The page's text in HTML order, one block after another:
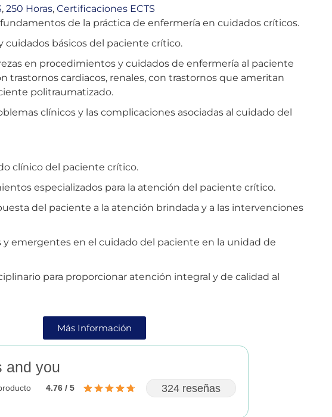
, 250 Horas, Certificaciones ECTS
de la práctica de enfermería en cuidados críticos.
cuidados básicos del paciente crítico.
en procedimientos y cuidados de enfermería al paciente
trastornos cardiacos, renales, con trastornos que ameritan
politraumatizado.
clínicos y las complicaciones asociadas al cuidado del
clínico del paciente crítico.
especializados para la atención del paciente crítico.
del paciente a la atención brindada y a las intervenciones
y emergentes en el cuidado del paciente en la unidad de
para proporcionar atención integral y de calidad al
Más Información
and you
4.76 / 5 324 reseñas